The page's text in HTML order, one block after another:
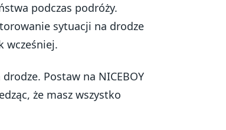
podczas podróży.
sytuacji na drodze
wcześniej.
Postaw na NICEBOY
że masz wszystko